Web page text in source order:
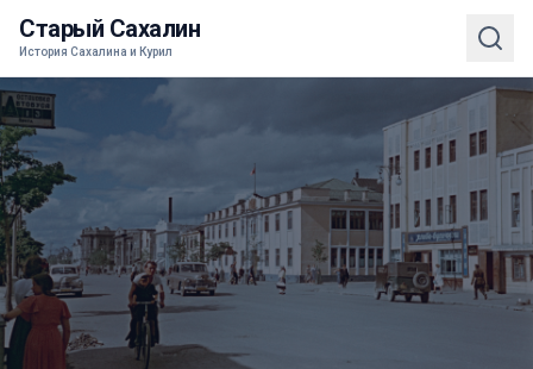
Старый Сахалин
История Сахалина и Курил